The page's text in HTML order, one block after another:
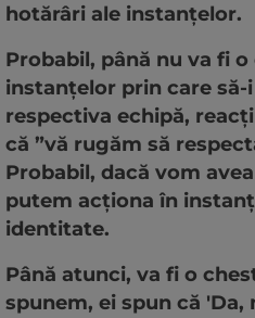
hotărâri ale instanțelor.
Probabil, până nu va fi
instanțelor prin care să-
respectiva echipă,
că ”vă rugăm să
Probabil, dacă vom
putem acționa în
identitate.
Până atunci, va fi o
spunem, ei spun că 'Da,